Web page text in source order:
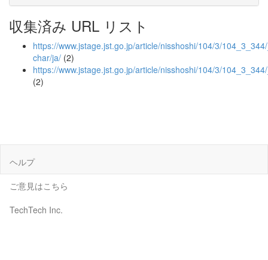
収集済み URL リスト
https://www.jstage.jst.go.jp/article/nisshoshi/104/3/
char/ja/ (2)
https://www.jstage.jst.go.jp/article/nisshoshi/104/3/
(2)
ヘルプ
ご意見はこちら
TechTech Inc.